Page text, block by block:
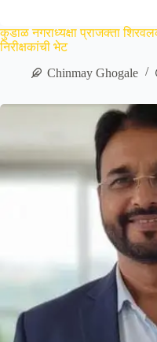
कुडाळ नगराध्यक्षा प्राजक्ता
निरीक्षकांची भेट
Chinmay Ghogale